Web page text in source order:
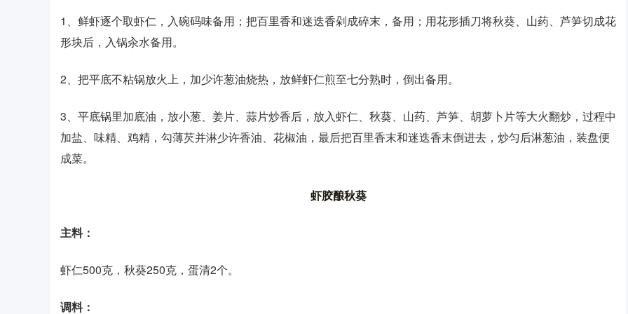
1、鲜虾逐个取虾仁，入碗码味备用；把百里香和迷迭香剁成碎末，备用；用花形插刀将秋葵、山药、芦笋切成花
形块后，入锅汆水备用。
2、把平底不粘锅放火上，加少许葱油烧热，放鲜虾仁煎至七分熟时，倒出备用。
3、平底锅里加底油，放小葱、姜片、蒜片炒香后，放入虾仁、秋葵、山药、芦笋、胡萝卜片等大火翻炒，过程中
加盐、味精、鸡精，勾薄芡并淋少许香油、花椒油，最后把百里香末和迷迭香末倒进去，炒匀后淋葱油，装盘便
成菜。
虾胶酿秋葵
主料：
虾仁500克，秋葵250克，蛋清2个。
调料：